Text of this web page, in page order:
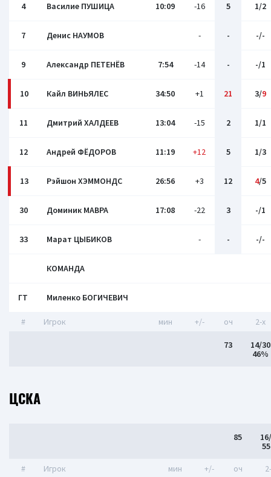
4 Василие ПУШИЦА 10:09 -16 5 1/2
7 Денис НАУМОВ - - -/-
9 Александр ПЕТЕНЁВ 7:54 -14 - -/1
10 Кайл ВИНЬЯЛЕС 34:50 +1 21 3/9
11 Дмитрий ХАЛДЕЕВ 13:04 -15 2 1/1
12 Андрей ФЁДОРОВ 11:19 +12 5 1/3
13 Рэйшон ХЭММОНДС 26:56 +3 12 4/5
30 Доминик МАВРА 17:08 -22 3 -/1
33 Марат ЦЫБИКОВ - - -/-
КОМАНДА
ГТ Миленко БОГИЧЕВИЧ
# Игрок мин +/- оч 2-x
73
14/30
46%
ЦСКА
85
# Игрок мин +/- оч